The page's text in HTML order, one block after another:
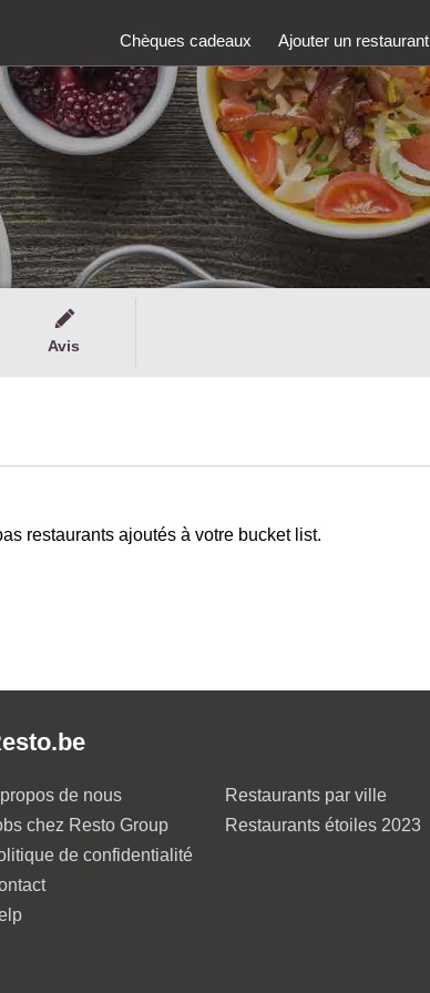
Chèques cadeaux Ajouter un restaurant
Avis
restaurants ajoutés à votre bucket list.
de nous
chez Resto Group
de confidentialité
Restaurants par ville
Restaurants étoiles 2023